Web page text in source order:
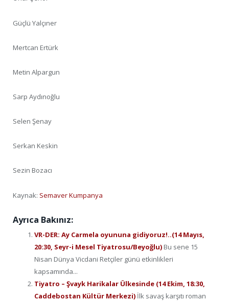
Güçlü Yalçıner
Mertcan Ertürk
Metin Alpargun
Sarp Aydınoğlu
Selen Şenay
Serkan Keskin
Sezin Bozacı
Kaynak: Semaver Kumpanya
Ayrıca Bakınız:
VR-DER: Ay Carmela oyununa gidiyoruz!..(14 Mayıs,
20:30, Seyr-i Mesel Tiyatrosu/Beyoğlu) Bu sene 15
Nisan Dünya Vicdani Retçiler günü etkinlikleri
kapsamında...
Tiyatro – Şvayk Harikalar Ülkesinde (14 Ekim, 18:30,
Caddebostan Kültür Merkezi) İlk savaş karşıtı roman